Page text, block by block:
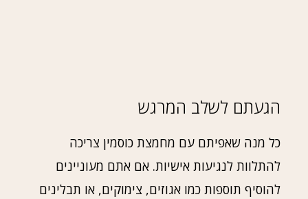
הגעתם לשלב המרגש
כל מנה שאפיתם עם מחמצת כוסמין צריכה
להתלוות לנגיעות אישיות. אם אתם מעוניינים
להוסיף תוספות כמו אגוזים, צימוקים, או תבלינים